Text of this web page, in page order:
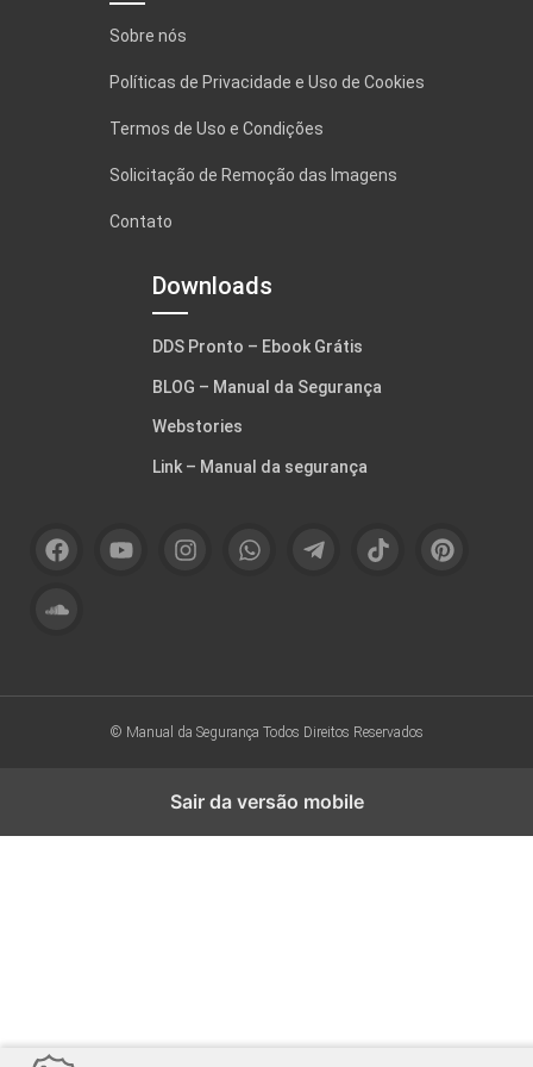
Sobre nós
Políticas de Privacidade e Uso de Cookies
Termos de Uso e Condições
Solicitação de Remoção das Imagens
Contato
Downloads
DDS Pronto – Ebook Grátis
BLOG – Manual da Segurança
Webstories
Link – Manual da segurança
© Manual da Segurança Todos Direitos Reservados
Sair da versão mobile